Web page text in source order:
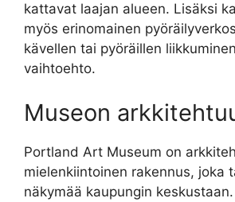
kattavat laajan alueen. Lisäksi
myös erinomainen
kävellen tai pyöräillen
vaihtoehto.
Museon
Portland Art Museum on
mielenkiintoinen rakennus, joka
näkymää kaupungin